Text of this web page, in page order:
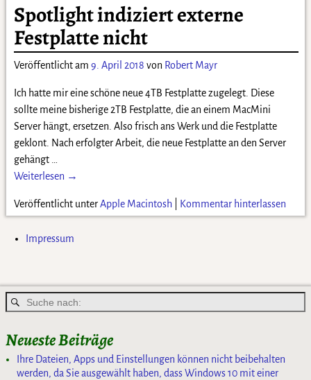
Spotlight indiziert externe
Festplatte nicht
Veröffentlicht am 9. April 2018 von Robert Mayr
Ich hatte mir eine schöne neue 4TB Festplatte zugelegt. Diese
sollte meine bisherige 2TB Festplatte, die an einem MacMini
Server hängt, ersetzen. Also frisch ans Werk und die Festplatte
geklont. Nach erfolgter Arbeit, die neue Festplatte an den Server
gehängt …
Weiterlesen →
Veröffentlicht unter Apple Macintosh| Kommentar hinterlassen
Impressum
Neueste Beiträge
Ihre Dateien, Apps und Einstellungen können nicht beibehalten
werden, da Sie ausgewählt haben, dass Windows 10 mit einer